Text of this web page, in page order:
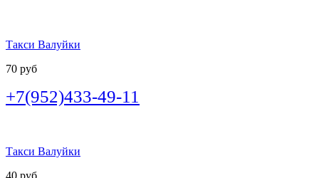
Такси Валуйки
70 руб
+7(952)433-49-11
Такси Валуйки
40 руб